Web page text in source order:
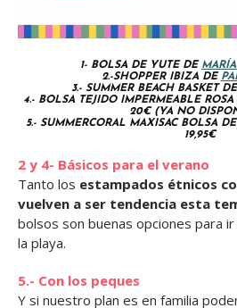
1- BOLSA DE YUTE DE
2.-SHOPPER IBIZA DE
3.- SUMMER BEACH BASKET DE
4.- BOLSA TEJIDO IMPERMEABLE
20€ (YA NO
5.- SUMMERCORAL MAXISAC BOLSA
19,95€
2 y 4- Básicos para el verano
Tanto los estampados étnicos
vuelven a ser tendencia esta
bolsos son buenas opciones para
la playa.
5.- Con los peques
Y si nuestro plan es en familia